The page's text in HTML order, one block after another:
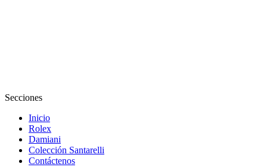
Secciones
Inicio
Rolex
Damiani
Colección Santarelli
Contáctenos